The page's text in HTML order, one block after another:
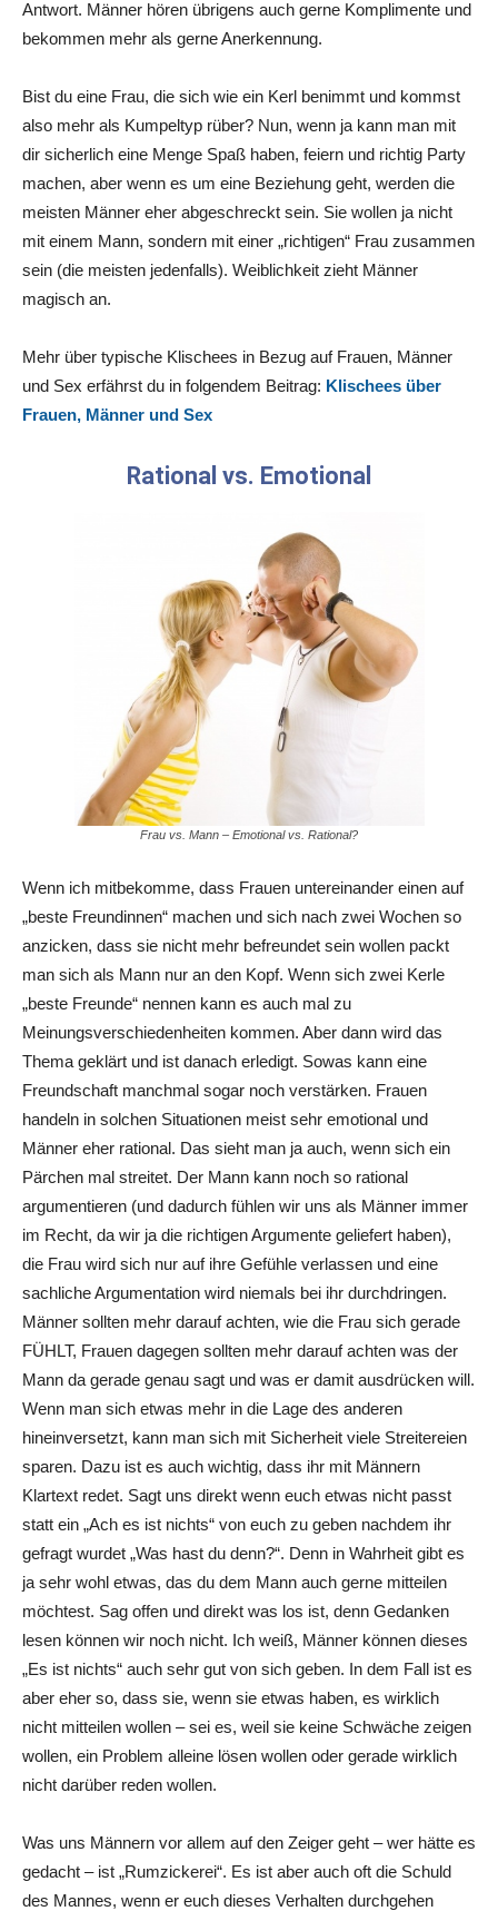
Antwort. Männer hören übrigens auch gerne Komplimente und
bekommen mehr als gerne Anerkennung.
Bist du eine Frau, die sich wie ein Kerl benimmt und kommst
also mehr als Kumpeltyp rüber? Nun, wenn ja kann man mit
dir sicherlich eine Menge Spaß haben, feiern und richtig Party
machen, aber wenn es um eine Beziehung geht, werden die
meisten Männer eher abgeschreckt sein. Sie wollen ja nicht
mit einem Mann, sondern mit einer „richtigen“ Frau zusammen
sein (die meisten jedenfalls). Weiblichkeit zieht Männer
magisch an.
Mehr über typische Klischees in Bezug auf Frauen, Männer
und Sex erfährst du in folgendem Beitrag: Klischees über
Frauen, Männer und Sex
Rational vs. Emotional
Frau vs. Mann – Emotional vs. Rational?
Wenn ich mitbekomme, dass Frauen untereinander einen auf
„beste Freundinnen“ machen und sich nach zwei Wochen so
anzicken, dass sie nicht mehr befreundet sein wollen packt
man sich als Mann nur an den Kopf. Wenn sich zwei Kerle
„beste Freunde“ nennen kann es auch mal zu
Meinungsverschiedenheiten kommen. Aber dann wird das
Thema geklärt und ist danach erledigt. Sowas kann eine
Freundschaft manchmal sogar noch verstärken. Frauen
handeln in solchen Situationen meist sehr emotional und
Männer eher rational. Das sieht man ja auch, wenn sich ein
Pärchen mal streitet. Der Mann kann noch so rational
argumentieren (und dadurch fühlen wir uns als Männer immer
im Recht, da wir ja die richtigen Argumente geliefert haben),
die Frau wird sich nur auf ihre Gefühle verlassen und eine
sachliche Argumentation wird niemals bei ihr durchdringen.
Männer sollten mehr darauf achten, wie die Frau sich gerade
FÜHLT, Frauen dagegen sollten mehr darauf achten was der
Mann da gerade genau sagt und was er damit ausdrücken will.
Wenn man sich etwas mehr in die Lage des anderen
hineinversetzt, kann man sich mit Sicherheit viele Streitereien
sparen. Dazu ist es auch wichtig, dass ihr mit Männern
Klartext redet. Sagt uns direkt wenn euch etwas nicht passt
statt ein „Ach es ist nichts“ von euch zu geben nachdem ihr
gefragt wurdet „Was hast du denn?“. Denn in Wahrheit gibt es
ja sehr wohl etwas, das du dem Mann auch gerne mitteilen
möchtest. Sag offen und direkt was los ist, denn Gedanken
lesen können wir noch nicht. Ich weiß, Männer können dieses
„Es ist nichts“ auch sehr gut von sich geben. In dem Fall ist es
aber eher so, dass sie, wenn sie etwas haben, es wirklich
nicht mitteilen wollen – sei es, weil sie keine Schwäche zeigen
wollen, ein Problem alleine lösen wollen oder gerade wirklich
nicht darüber reden wollen.
Was uns Männern vor allem auf den Zeiger geht – wer hätte es
gedacht – ist „Rumzickerei“. Es ist aber auch oft die Schuld
des Mannes, wenn er euch dieses Verhalten durchgehen